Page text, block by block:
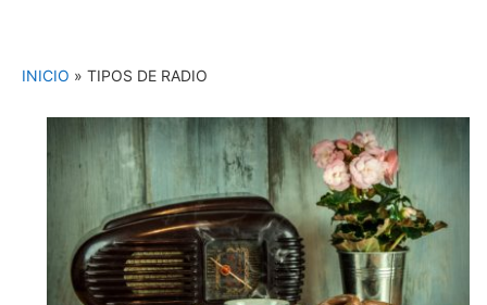
INICIO » TIPOS DE RADIO